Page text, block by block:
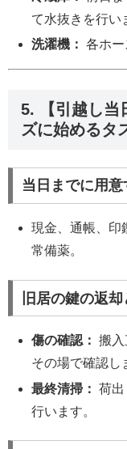
て水抜きを行い
洗濯機： 各ホー
5. 【引越し当
ズに始めるタ
当日までに用
現金、通帳、印
常備薬。
旧居の鍵の返
傷の確認： 搬
その場で確認し
最終清掃： 荷
行います。